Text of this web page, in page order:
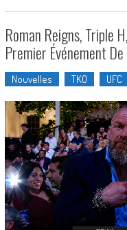
Roman Reigns, Triple
Premier Événement
Nouvelles TKO UFC